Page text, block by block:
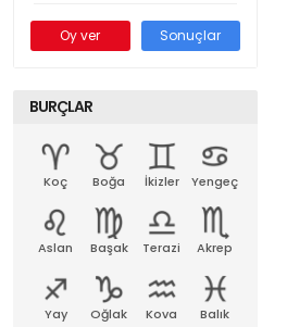
Oy ver Sonuçlar
BURÇLAR
Koç Boğa İkizler Yengeç
Aslan Başak Terazi Akrep
Yay Oğlak Kova Balık